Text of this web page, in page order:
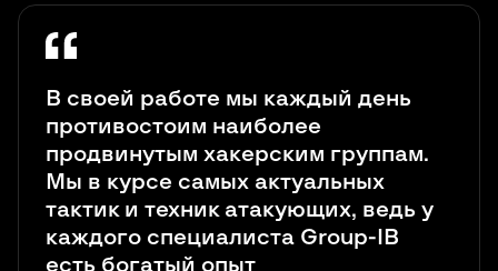
В своей работе мы каждый день
противостоим наиболее
продвинутым хакерским группам.
Мы в курсе самых актуальных
тактик и техник атакующих, ведь у
каждого специалиста Group-IB
есть богатый опыт